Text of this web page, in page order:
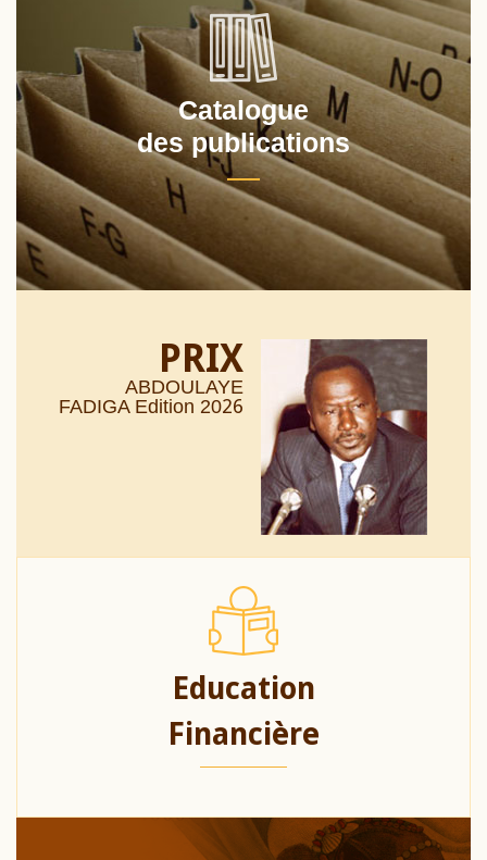
Catalogue
des publications
PRIX
ABDOULAYE
FADIGA Edition 2026
Education
Financière